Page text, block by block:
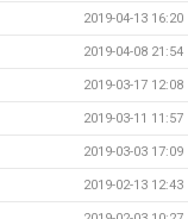
2019-04-13 16:20
2019-04-08 21:54
2019-03-17 12:08
2019-03-11 11:57
2019-03-03 17:09
2019-02-13 12:43